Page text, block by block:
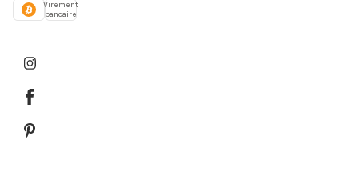
Virement
bancaire